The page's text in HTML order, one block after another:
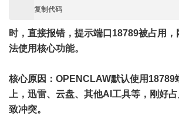
复制代码
时，直接报错，提示端口18789被占用
法使用核心功能。
核心原因 ：OPENCLAW默认使用
上，迅雷、云盘、其他AI工具等，刚好
致冲突。